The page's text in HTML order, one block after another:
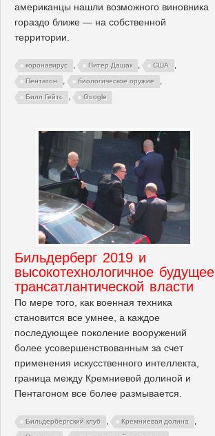
американцы нашли возможного виновника
гораздо ближе — на собственной
территории.
коронавирус , Питер Дашак , США ,
Пентагон , биологическое оружие ,
Билл Гейтс , Google
Бильдерберг 2019 и
высокотехнологичное будущее
трансатлантической власти
По мере того, как военная техника
становится все умнее, а каждое
последующее поколение вооружений
более усовершенствованным за счет
применения искусственного интеллекта,
граница между Кремниевой долиной и
Пентагоном все более размывается.
Бильдербергский клуб , Кремниевая долина ,